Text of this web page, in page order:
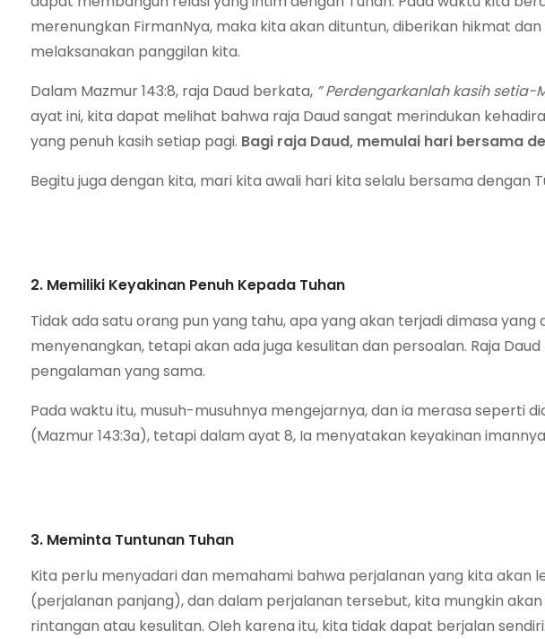
merenungkan FirmanNya, maka kita akan dituntun, diberikan hikmat
melaksanakan panggilan kita.
Dalam Mazmur 143:8, raja Daud berkata, ” Perdengarkanlah kasih
ayat ini, kita dapat melihat bahwa raja Daud sangat merindukan
yang penuh kasih setiap pagi. Bagi raja Daud, memulai hari bersama
Begitu juga dengan kita, mari kita awali hari kita selalu bersama dengan
2. Memiliki Keyakinan Penuh Kepada Tuhan
Tidak ada satu orang pun yang tahu, apa yang akan terjadi dimasa
menyenangkan, tetapi akan ada juga kesulitan dan persoalan. Raja
pengalaman yang sama.
Pada waktu itu, musuh-musuhnya mengejarnya, dan ia merasa seperti
(Mazmur 143:3a), tetapi dalam ayat 8, Ia menyatakan keyakinan
3. Meminta Tuntunan Tuhan
Kita perlu menyadari dan memahami bahwa perjalanan yang kita akan
(perjalanan panjang), dan dalam perjalanan tersebut, kita mungkin
rintangan atau kesulitan. Oleh karena itu, kita tidak dapat berjalan